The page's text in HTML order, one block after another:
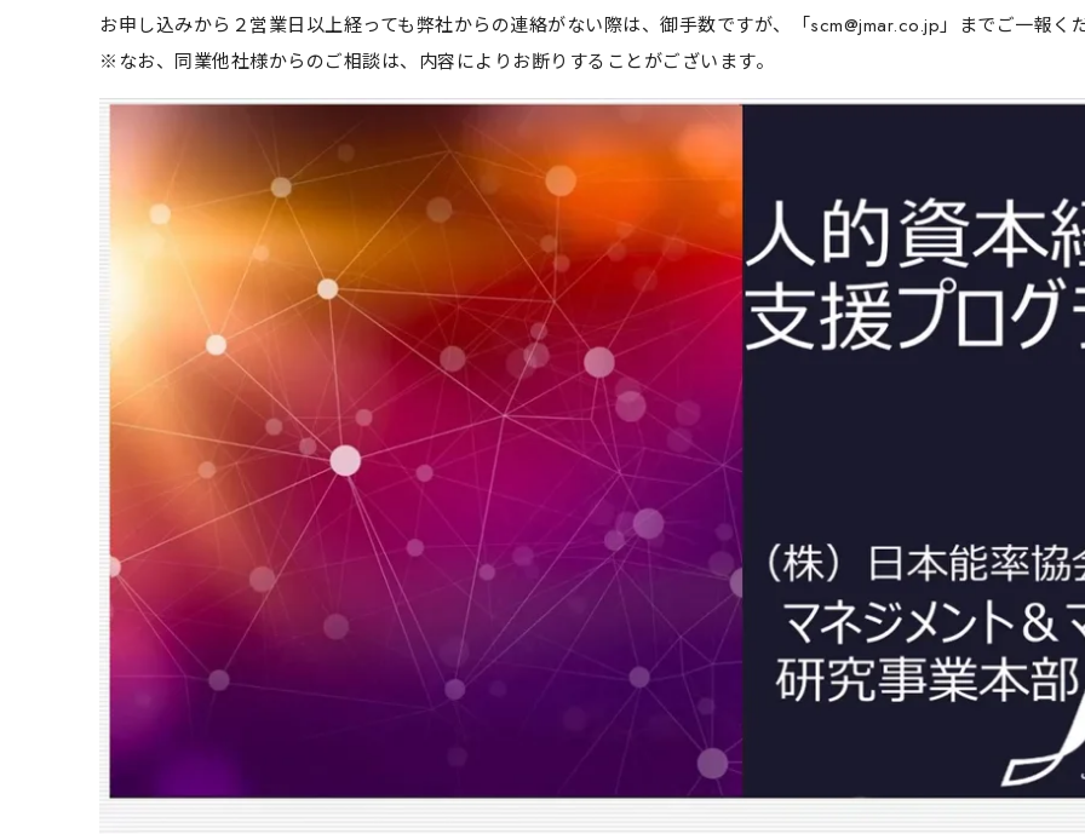
お申し込みから２営業日以上経っても弊社からの連絡がない際は、御手数ですが、「scm@jmar.co.jp」までご一報く
※なお、同業他社様からのご相談は、内容によりお断りすることがございます。